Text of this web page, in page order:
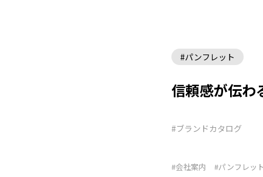
#パンフレット
信頼感が伝わ
#ブランドカタログ
#会社案内 #パンフレット